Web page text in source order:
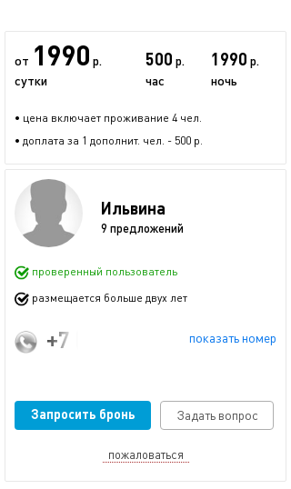
от 1990 р.
сутки
500 р.
час
1990 р.
ночь
• цена включает проживание 4 чел.
• доплата за 1 дополнит. чел. - 500 р.
Ильвина
9 предложений
проверенный пользователь
размещается больше двух лет
показать номер
+7 (960) 033-17-66
Запросить бронь Задать вопрос
пожаловаться